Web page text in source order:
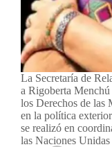
La Secretaría de
a Rigoberta
los Derechos de las
en la política
se realizó en
las Naciones